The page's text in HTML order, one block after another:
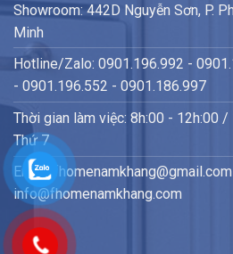
Showroom: 442D Nguyễn Sơn, P.
Minh
Hotline/Zalo: 0901.196.992 -
- 0901.196.552 - 0901.186.997
Thời gian làm việc: 8h:00 - 12h:00
Thứ 7
Email:
info@fhomenamkhang.com